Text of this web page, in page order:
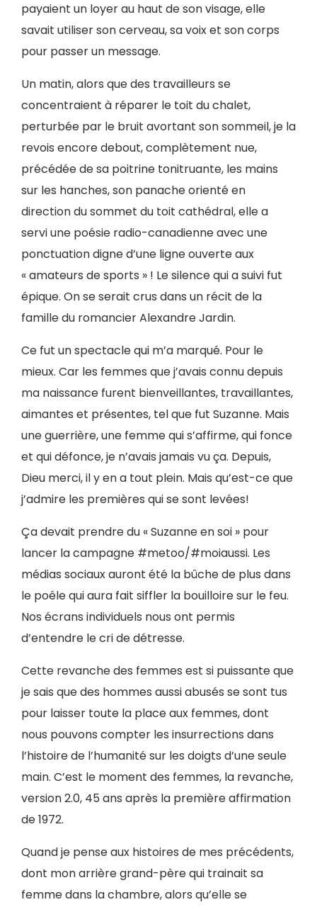
payaient un loyer au haut de son visage, elle
savait utiliser son cerveau, sa voix et son corps
pour passer un message.
Un matin, alors que des travailleurs se
concentraient à réparer le toit du chalet,
perturbée par le bruit avortant son sommeil, je la
revois encore debout, complètement nue,
précédée de sa poitrine tonitruante, les mains
sur les hanches, son panache orienté en
direction du sommet du toit cathédral, elle a
servi une poésie radio-canadienne avec une
ponctuation digne d’une ligne ouverte aux
« amateurs de sports » ! Le silence qui a suivi fut
épique. On se serait crus dans un récit de la
famille du romancier Alexandre Jardin.
Ce fut un spectacle qui m’a marqué. Pour le
mieux. Car les femmes que j’avais connu depuis
ma naissance furent bienveillantes, travaillantes,
aimantes et présentes, tel que fut Suzanne. Mais
une guerrière, une femme qui s’affirme, qui fonce
et qui défonce, je n’avais jamais vu ça. Depuis,
Dieu merci, il y en a tout plein. Mais qu’est-ce que
j’admire les premières qui se sont levées!
Ça devait prendre du « Suzanne en soi » pour
lancer la campagne #metoo/#moiaussi. Les
médias sociaux auront été la bûche de plus dans
le poêle qui aura fait siffler la bouilloire sur le feu.
Nos écrans individuels nous ont permis
d’entendre le cri de détresse.
Cette revanche des femmes est si puissante que
je sais que des hommes aussi abusés se sont tus
pour laisser toute la place aux femmes, dont
nous pouvons compter les insurrections dans
l’histoire de l’humanité sur les doigts d’une seule
main. C’est le moment des femmes, la revanche,
version 2.0, 45 ans après la première affirmation
de 1972.
Quand je pense aux histoires de mes précédents,
dont mon arrière grand-père qui trainait sa
femme dans la chambre, alors qu’elle se